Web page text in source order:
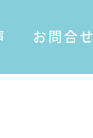
お問合せ